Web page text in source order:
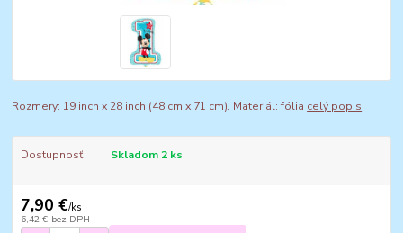
Rozmery: 19 inch x 28 inch (48 cm x 71 cm). Materiál: fólia celý popis
Dostupnosť Skladom 2 ks
7,90 €/ks
6,42 € bez DPH